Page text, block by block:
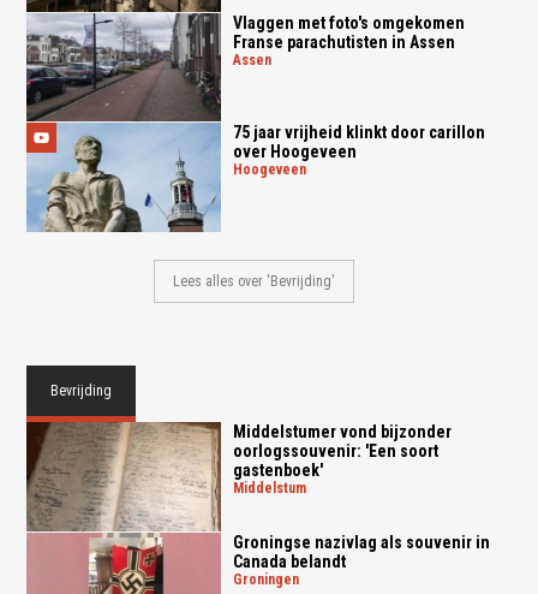
Vlaggen met foto's omgekomen
Franse parachutisten in Assen
assen
75 jaar vrijheid klinkt door carillon
over Hoogeveen
hoogeveen
Lees alles over 'Bevrijding'
Bevrijding
Middelstumer vond bijzonder
oorlogssouvenir: 'Een soort
gastenboek'
middelstum
Groningse nazivlag als souvenir in
Canada belandt
groningen